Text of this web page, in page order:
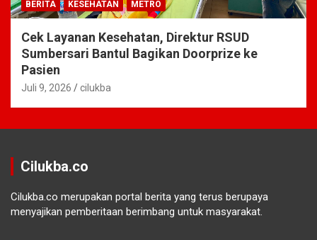
BERITA KESEHATAN METRO
Cek Layanan Kesehatan, Direktur RSUD
Sumbersari Bantul Bagikan Doorprize ke
Pasien
Juli 9, 2026 cilukba
Cilukba.co
Cilukba.co merupakan portal berita yang terus berupaya
menyajikan pemberitaan berimbang untuk masyarakat.